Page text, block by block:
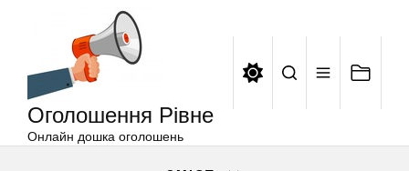
Оголошення Рівне
Онлайн дошка оголошень